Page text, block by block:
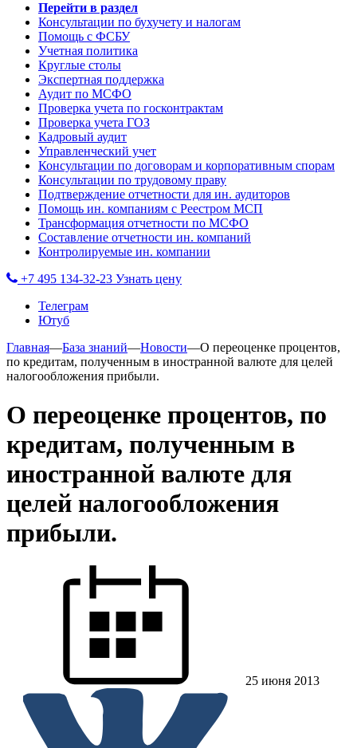
Перейти в раздел
Консультации по бухучету и налогам
Помощь с ФСБУ
Учетная политика
Круглые столы
Экспертная поддержка
Аудит по МСФО
Проверка учета по госконтрактам
Проверка учета ГОЗ
Кадровый аудит
Управленческий учет
Консультации по договорам и корпоративным спорам
Консультации по трудовому праву
Подтверждение отчетности для ин. аудиторов
Помощь ин. компаниям с Реестром МСП
Трансформация отчетности по МСФО
Составление отчетности ин. компаний
Контролируемые ин. компании
+7 495 134-32-23 Узнать цену
Телеграм
Ютуб
Главная—База знаний—Новости—О переоценке процентов,
по кредитам, полученным в иностранной валюте для целей
налогообложения прибыли.
О переоценке процентов, по
кредитам, полученным в
иностранной валюте для
целей налогообложения
прибыли.
25 июня 2013